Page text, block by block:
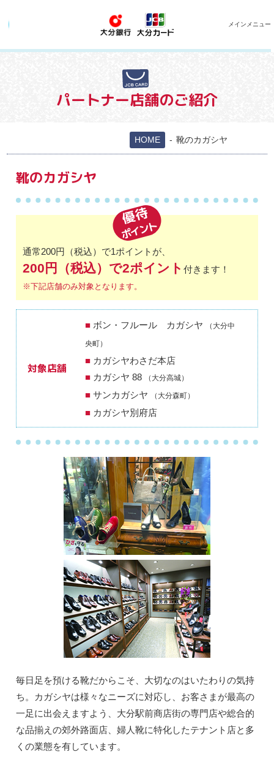
メインメニュー
パートナー店舗のご紹介
HOME 靴のカガシヤ
靴のカガシヤ
優待
ポイント
通常200円（税込）で1ポイントが、
200円（税込）で2ポイント 付きます！
※下記店舗のみ対象となります。
対象店舗
ボン・フルール カガシヤ （大分中
央町）
カガシヤわさだ本店
カガシヤ 88
（大分高城）
サンカガシヤ （大分森町）
カガシヤ別府店
毎日足を預ける靴だからこそ、大切なのはいたわりの気持
ち。カガシヤは様々なニーズに対応し、お客さまが最高の
一足に出会えますよう、大分駅前商店街の専門店や総合的
な品揃えの郊外路面店、婦人靴に特化したテナント店と多
くの業態を有しています。